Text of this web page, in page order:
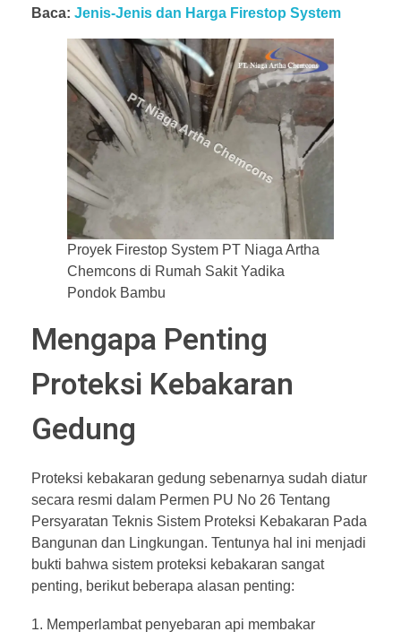
Baca: Jenis-Jenis dan Harga Firestop System
Proyek Firestop System PT Niaga Artha
Chemcons di Rumah Sakit Yadika
Pondok Bambu
Mengapa Penting
Proteksi Kebakaran
Gedung
Proteksi kebakaran gedung sebenarnya sudah diatur
secara resmi dalam Permen PU No 26 Tentang
Persyaratan Teknis Sistem Proteksi Kebakaran Pada
Bangunan dan Lingkungan. Tentunya hal ini menjadi
bukti bahwa sistem proteksi kebakaran sangat
penting, berikut beberapa alasan penting:
Memperlambat penyebaran api membakar